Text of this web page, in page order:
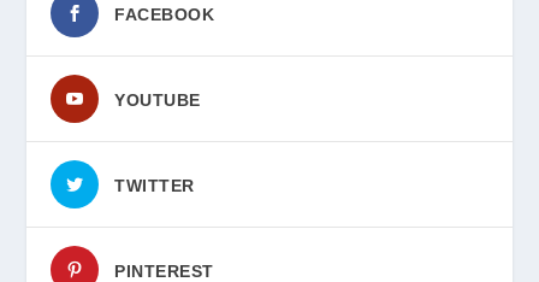
FACEBOOK
YOUTUBE
TWITTER
PINTEREST